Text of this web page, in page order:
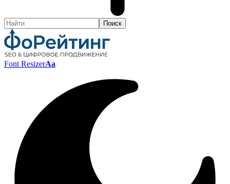
Font ResizerAa